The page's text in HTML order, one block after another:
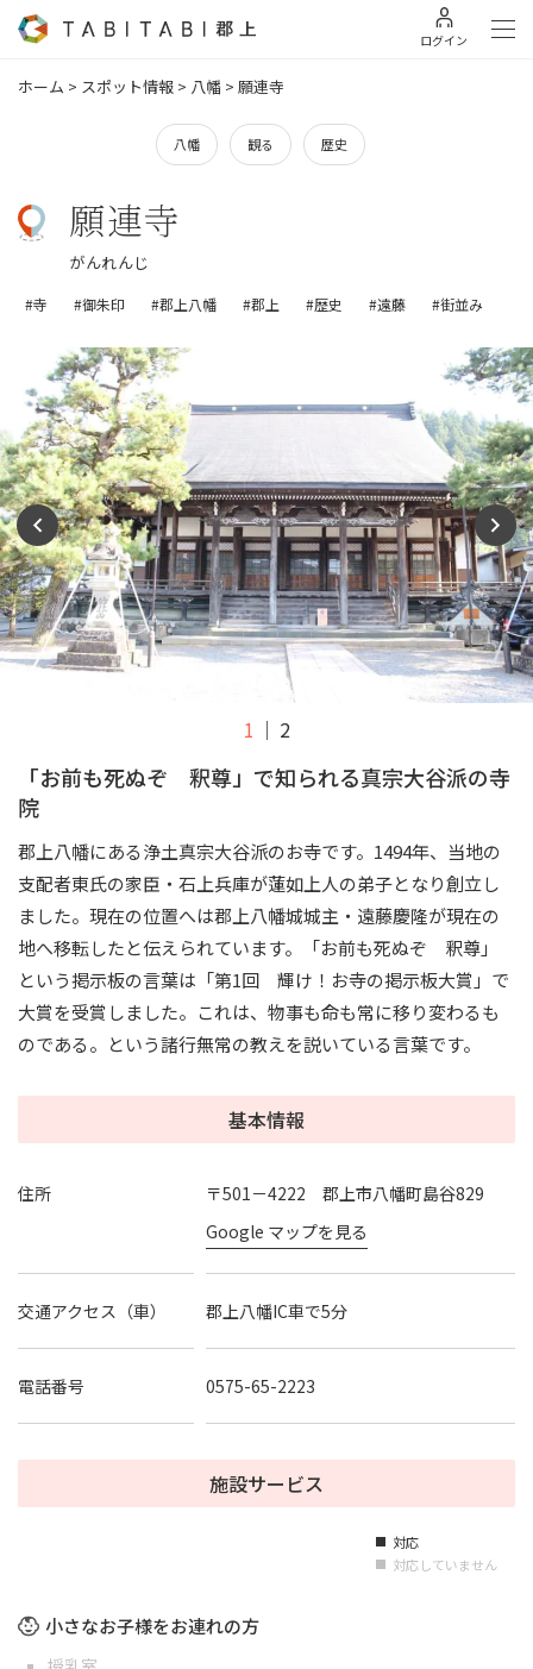
ログイン
ホーム > スポット情報 > 八幡 > 願連寺
八幡 観る 歴史
願連寺
がんれんじ
#寺 #御朱印 #郡上八幡 #郡上 #歴史 #遠藤 #街並み
1 2
「お前も死ぬぞ 釈尊」で知られる真宗大谷派の寺
院
郡上八幡にある浄土真宗大谷派のお寺です。1494年、当地の
支配者東氏の家臣・石上兵庫が蓮如上人の弟子となり創立し
ました。現在の位置へは郡上八幡城城主・遠藤慶隆が現在の
地へ移転したと伝えられています。「お前も死ぬぞ 釈尊」
という掲示板の言葉は「第1回 輝け！お寺の掲示板大賞」で
大賞を受賞しました。これは、物事も命も常に移り変わるも
のである。という諸行無常の教えを説いている言葉です。
基本情報
住所
〒501－4222 郡上市八幡町島谷829
Google マップを見る
交通アクセス（車） 郡上八幡IC車で5分
電話番号 0575-65-2223
施設サービス
■ 対応
■ 対応していません
小さなお子様をお連れの方